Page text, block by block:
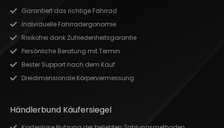
Garantiert das richtige Fahrrad
Individuelle Fahrradergonomie
Risikofrei dank Zufriedenheitsgarantie
Persönliche Beratung mit Termin
Bester Support nach dem Kauf
Dreidimensionale Körpervermessung
Händlerbund Käufersiegel